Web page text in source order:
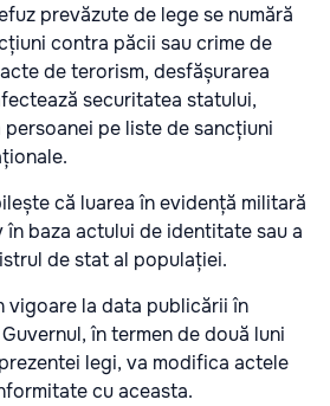
prevăzute de lege se numără
contra păcii sau crime de
de terorism, desfășurarea
securitatea statului,
pe liste de sancțiuni
că luarea în evidență militară
în baza actului de identitate sau a
de stat al populației.
vigoare la data publicării în
în termen de două luni
legi, va modifica actele
cu aceasta.